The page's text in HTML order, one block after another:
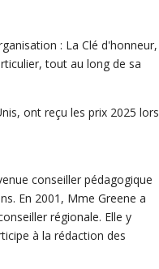
: La Clé d'honneur,
tout au long de sa
ont reçu les prix 2025 lors
conseiller pédagogique
En 2001, Mme Greene a
régionale. Elle y
à la rédaction des